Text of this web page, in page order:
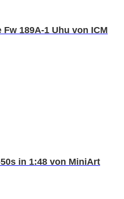
189A-1 Uhu von ICM
in 1:48 von MiniArt